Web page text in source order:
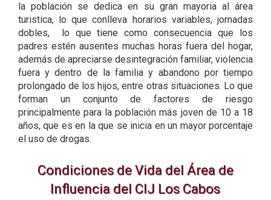
la población se dedica en su gran mayoria al área
turistica, lo que conlleva horarios variables, jornadas
dobles, lo que tiene como consecuencia que los
padres estén ausentes muchas horas fuera del hogar,
además de apreciarse desintegración familiar, violencia
fuera y dentro de la familia y abandono por tiempo
prolongado de los hijos, entre otras situaciones. Lo que
forman un conjunto de factores de riesgo
principalmente para la población más joven de 10 a 18
años, que es en la que se inicia en un mayor porcentaje
el uso de drogas.
Condiciones de Vida del Área de
Influencia del CIJ Los Cabos